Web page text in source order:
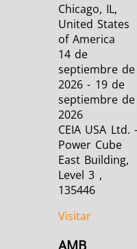
Chicago, IL,
United States
of America
14 de
septiembre de
2026 - 19 de
septiembre de
2026
CEIA USA Ltd.
Power Cube
East Building,
Level 3 ,
135446
Visitar
AMB